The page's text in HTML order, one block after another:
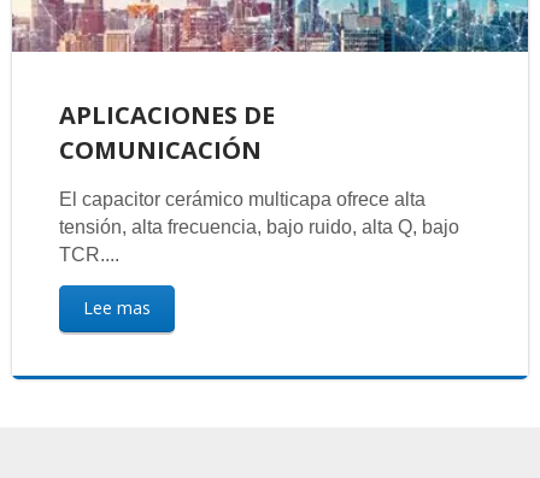
APLICACIONES DE
COMUNICACIÓN
El capacitor cerámico multicapa ofrece alta
tensión, alta frecuencia, bajo ruido, alta Q, bajo
TCR....
Lee mas